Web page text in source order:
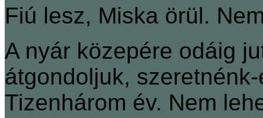
Fiú lesz, Miska örül.
A nyár közepére odáig
átgondoljuk,
Tizenhárom év. Nem